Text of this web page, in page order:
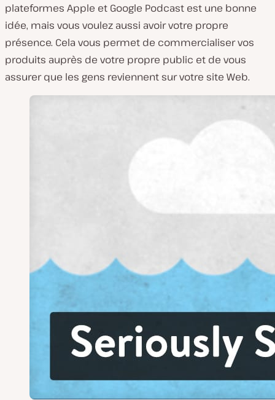
plateformes Apple et Google Podcast est une bonne
idée, mais vous voulez aussi avoir votre propre
présence. Cela vous permet de commercialiser vos
produits auprès de votre propre public et de vous
assurer que les gens reviennent sur votre site Web.